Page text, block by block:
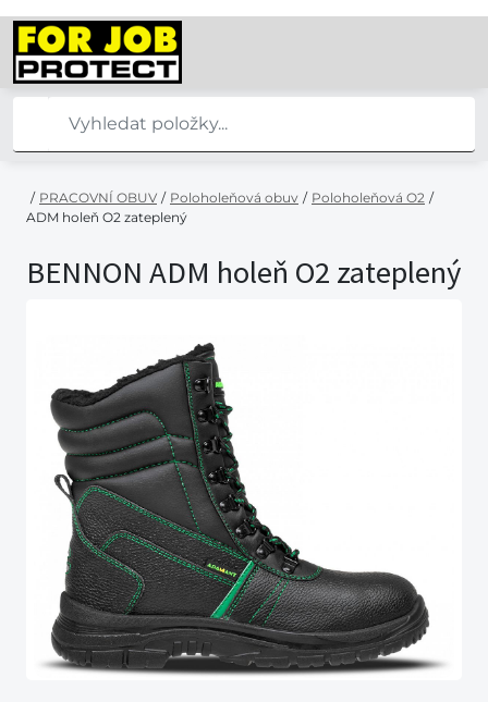
/ PRACOVNÍ OBUV / Poloholeňová obuv / Poloholeňová O2 /
ADM holeň O2 zateplený
BENNON ADM holeň O2 zateplený